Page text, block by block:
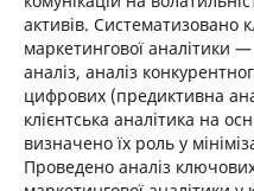
активів. Систематизовано
маркетингової аналітики
аналіз, аналіз
цифрових (предиктивна
клієнтська аналітика на
визначено їх роль у
Проведено аналіз